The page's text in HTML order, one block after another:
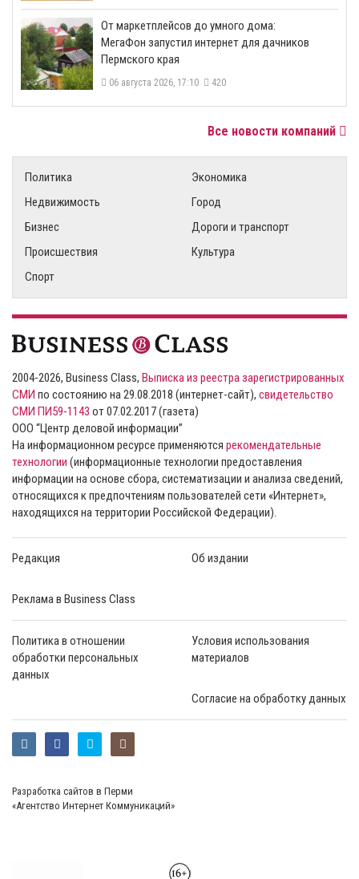
От маркетплейсов до умного дома:
МегаФон запустил интернет для дачников
Пермского края
06 августа 2026, 17:10 420
Все новости компаний
Политика
Экономика
Недвижимость
Город
Бизнес
Дороги и транспорт
Происшествия
Культура
Спорт
2004-2026, Business Class, Выписка из реестра зарегистрированных
СМИ по состоянию на 29.08.2018 (интернет-сайт), свидетельство
СМИ ПИ59-1143 от 07.02.2017 (газета)
ООО “Центр деловой информации”
На информационном ресурсе применяются рекомендательные
технологии (информационные технологии предоставления
информации на основе сбора, систематизации и анализа сведений,
относящихся к предпочтениям пользователей сети «Интернет»,
находящихся на территории Российской Федерации).
Редакция Об издании
Реклама в Business Class
Политика в отношении
обработки персональных
данных
Условия использования
материалов
Согласие на обработку данных
Разработка сайтов в Перми
«Агентство Интернет Коммуникаций»